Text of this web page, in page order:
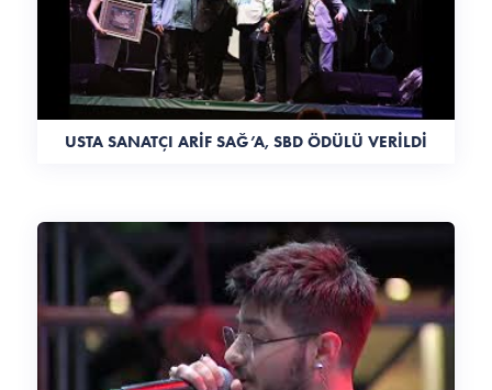
USTA SANATÇI ARİF SAĞ’A, SBD ÖDÜLÜ VERİLDİ